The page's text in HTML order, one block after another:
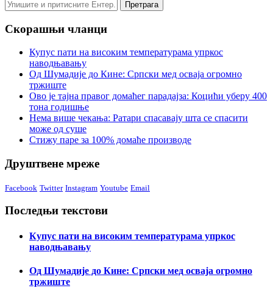
Скорашњи чланци
Купус пати на високим температурама упркос
наводњавању
Од Шумадије до Кине: Српски мед осваја огромно
тржиште
Ово је тајна правог домаћег парадајза: Коцићи уберу 400
тона годишње
Нема више чекања: Ратари спасавају шта се спасити
може од суше
Стижу паре за 100% домаће производе
Друштвене мреже
Facebook Twitter Instagram Youtube Email
Последњи текстови
Купус пати на високим температурама упркос
наводњавању
Од Шумадије до Кине: Српски мед осваја огромно
тржиште